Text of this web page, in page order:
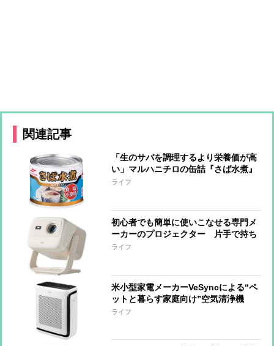
関連記事
「生のサバを調理するより栄養価が高
い」マルハニチロの缶詰『さば水煮』
が好調 原料の鮮度をキープしたまま
ライフ
初心者でも簡単に使いこなせる専門メ
ーカーのプロジェクター 片手で持ち
運べるコンパクトサイズ 本体にアプ
ライフ
米小型家電メーカーVeSyncによる“ペ
ットと暮らす家庭向け”空気清浄機
アプリを通じて空気の汚れ具合を“見
ライフ